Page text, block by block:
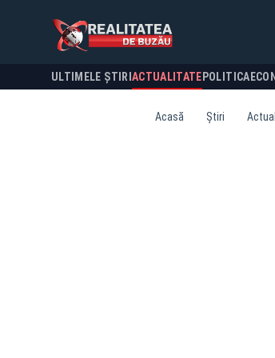
ULTIMELE ȘTIRI ACTUALITATE POLITICA
Acasă Știri